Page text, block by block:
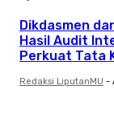
Dikdasmen
Hasil Audit
Perkuat Tata
Redaksi LiputanMU -